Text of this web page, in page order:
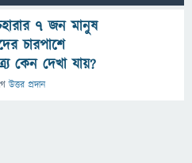
৭ জন মানুষ
চারপাশে
কেন দেখা যায়?
উত্তর প্রদান